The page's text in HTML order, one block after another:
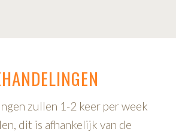
zullen 1-2 keer per week
dit is afhankelijk van de